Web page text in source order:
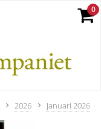
2026 Januari 2026